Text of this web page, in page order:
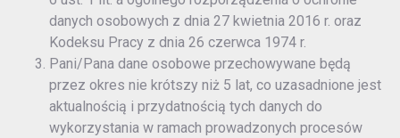
danych osobowych z dnia 27 kwietnia 2016 r. oraz
Kodeksu Pracy z dnia 26 czerwca 1974 r.
Pani/Pana dane osobowe przechowywane będą
przez okres nie krótszy niż 5 lat, co uzasadnione jest
aktualnością i przydatnością tych danych do
wykorzystania w ramach prowadzonych procesów